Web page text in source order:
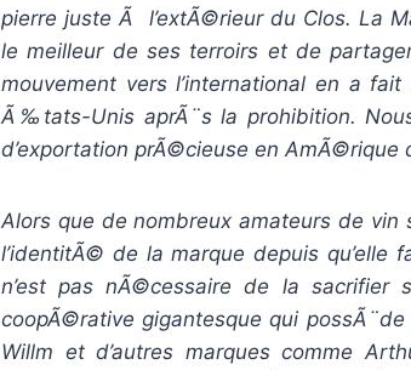
pierre juste Ã l’extÃ©rieur du Clos. La
le meilleur de ses terroirs et de
mouvement vers l’international en a
Ã‰tats-Unis aprÃ¨s la prohibition.
d’exportation prÃ©cieuse en AmÃ©rique
Alors que de nombreux amateurs de
l’identitÃ© de la marque depuis qu’elle
n’est pas nÃ©cessaire de la sacrifier
coopÃ©rative gigantesque qui
Willm et d’autres marques comme